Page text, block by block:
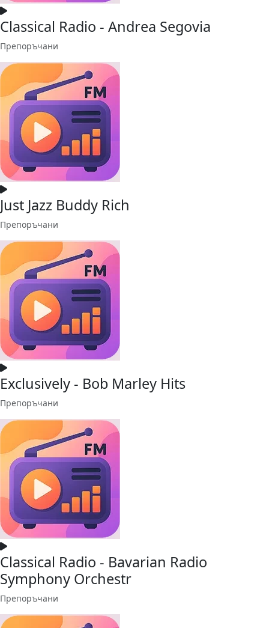
Classical Radio - Andrea Segovia
Препоръчани
Just Jazz Buddy Rich
Препоръчани
Exclusively - Bob Marley Hits
Препоръчани
Classical Radio - Bavarian Radio
Symphony Orchestr
Препоръчани